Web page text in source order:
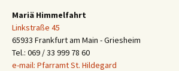
Mariä Himmelfahrt
Linkstraße 45
65933 Frankfurt am Main - Griesheim
Tel.: 069 / 33 999 78 60
e-mail: Pfarramt St. Hildegard